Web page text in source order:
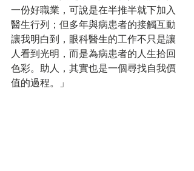
一份好職業，可說是在半推半就下加入
醫生行列；但多年與病患者的接觸互動
讓我明白到，眼科醫生的工作不只是讓
人看到光明，而是為病患者的人生拾回
色彩。助人，其實也是一個尋找自我價
值的過程。」